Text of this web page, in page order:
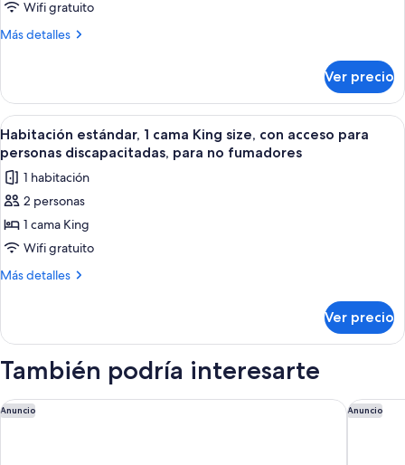
Sofabed)
1
cama
para
no
fumadores
(1st
Floor;Pet
Friendly)
Wifi gratuito
Más detalles
Más
estándar,
cama
King
size,
para
no
fumadores
(1st
Floor;Pet
Ver precio
Abrir
todas
las
fotos
de
Habitación
estándar,
1
size,
acceso
para
personas
Habitación de hotel con una cama
5
Habitación estándar, 1 cama King size, con acceso para
personas discapacitadas, para no fumadores
1 habitación
2 personas
1 cama King
Wifi gratuito
Más detalles
Más
estándar,
cama
size,
con
Ver precio
También podría interesarte
Anuncio
Clarion Suites St George - Convention Center Area Anuncio
Hilton